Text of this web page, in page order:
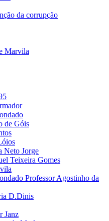
da corrupção
Marvila
de Góis
Neto Jorge
Teixeira Gomes
Professor Agostinho da
D.Dinis
Janz